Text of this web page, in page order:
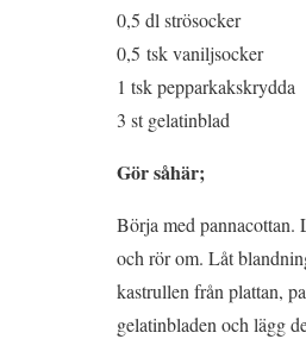
0,5 dl strösocker
0,5 tsk vaniljsocker
1 tsk pepparkakskrydda
3 st gelatinblad
Gör såhär;
Börja med
och rör om. Låt
kastrullen från plattan,
gelatinbladen och lägg